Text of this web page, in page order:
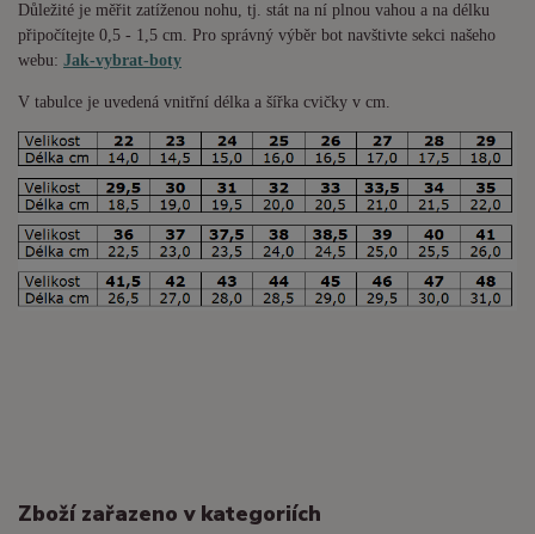
Důležité je měřit zatíženou nohu, tj. stát na ní plnou vahou a na délku
připočítejte 0,5 - 1,5 cm. Pro správný výběr bot navštivte sekci našeho
webu: Jak-vybrat-boty
V tabulce je uvedená vnitřní délka a šířka cvičky v cm.
Zboží zařazeno v kategoriích